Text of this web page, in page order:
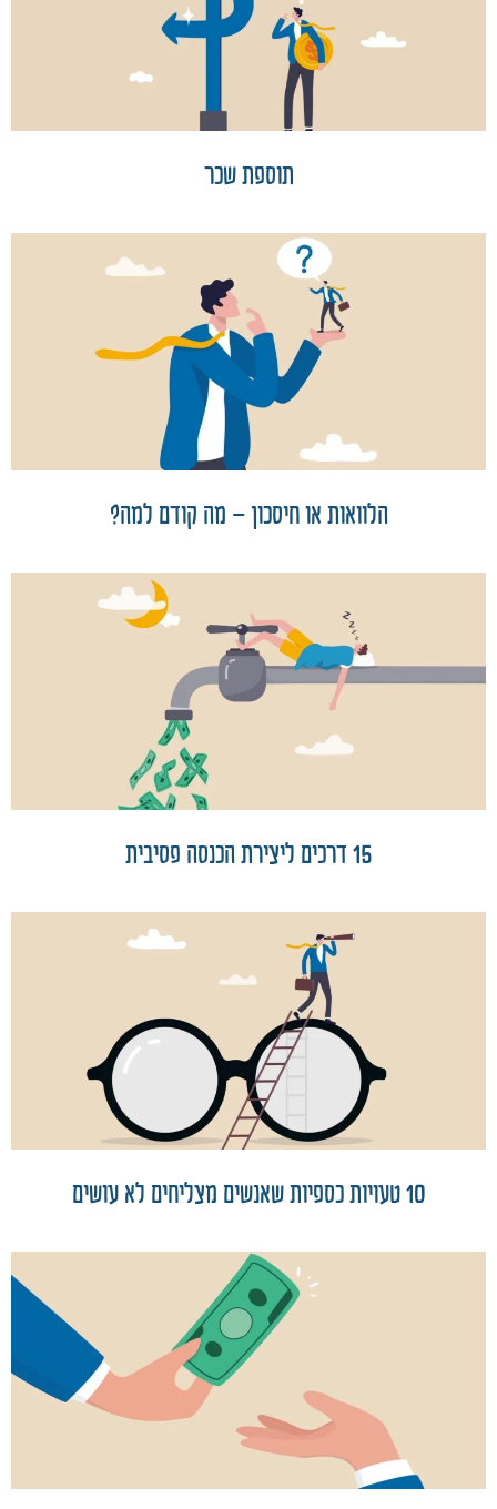
תוספת שכר
הלוואות או חיסכון – מה קודם למה?
15 דרכים ליצירת הכנסה פסיבית
10 טעויות כספיות שאנשים מצליחים לא עושים